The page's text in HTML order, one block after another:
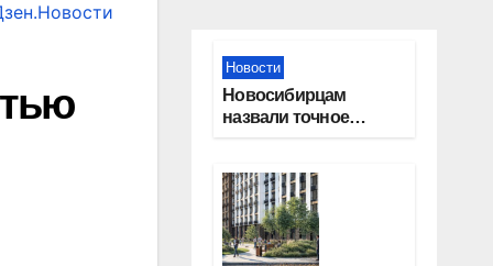
Новости
Новосибирцам
назвали точное
праздники в 2027
году